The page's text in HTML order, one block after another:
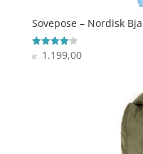
Sovepose – Nordisk
Vurderet
4.1
kr.1.199,00